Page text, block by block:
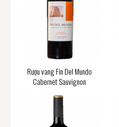
Rượu vang Fin Del Mundo
Cabernet Sauvignon